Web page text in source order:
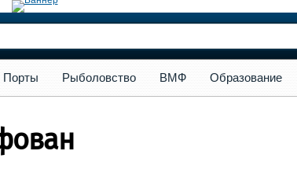
Порты Рыболовство ВМФ Образование